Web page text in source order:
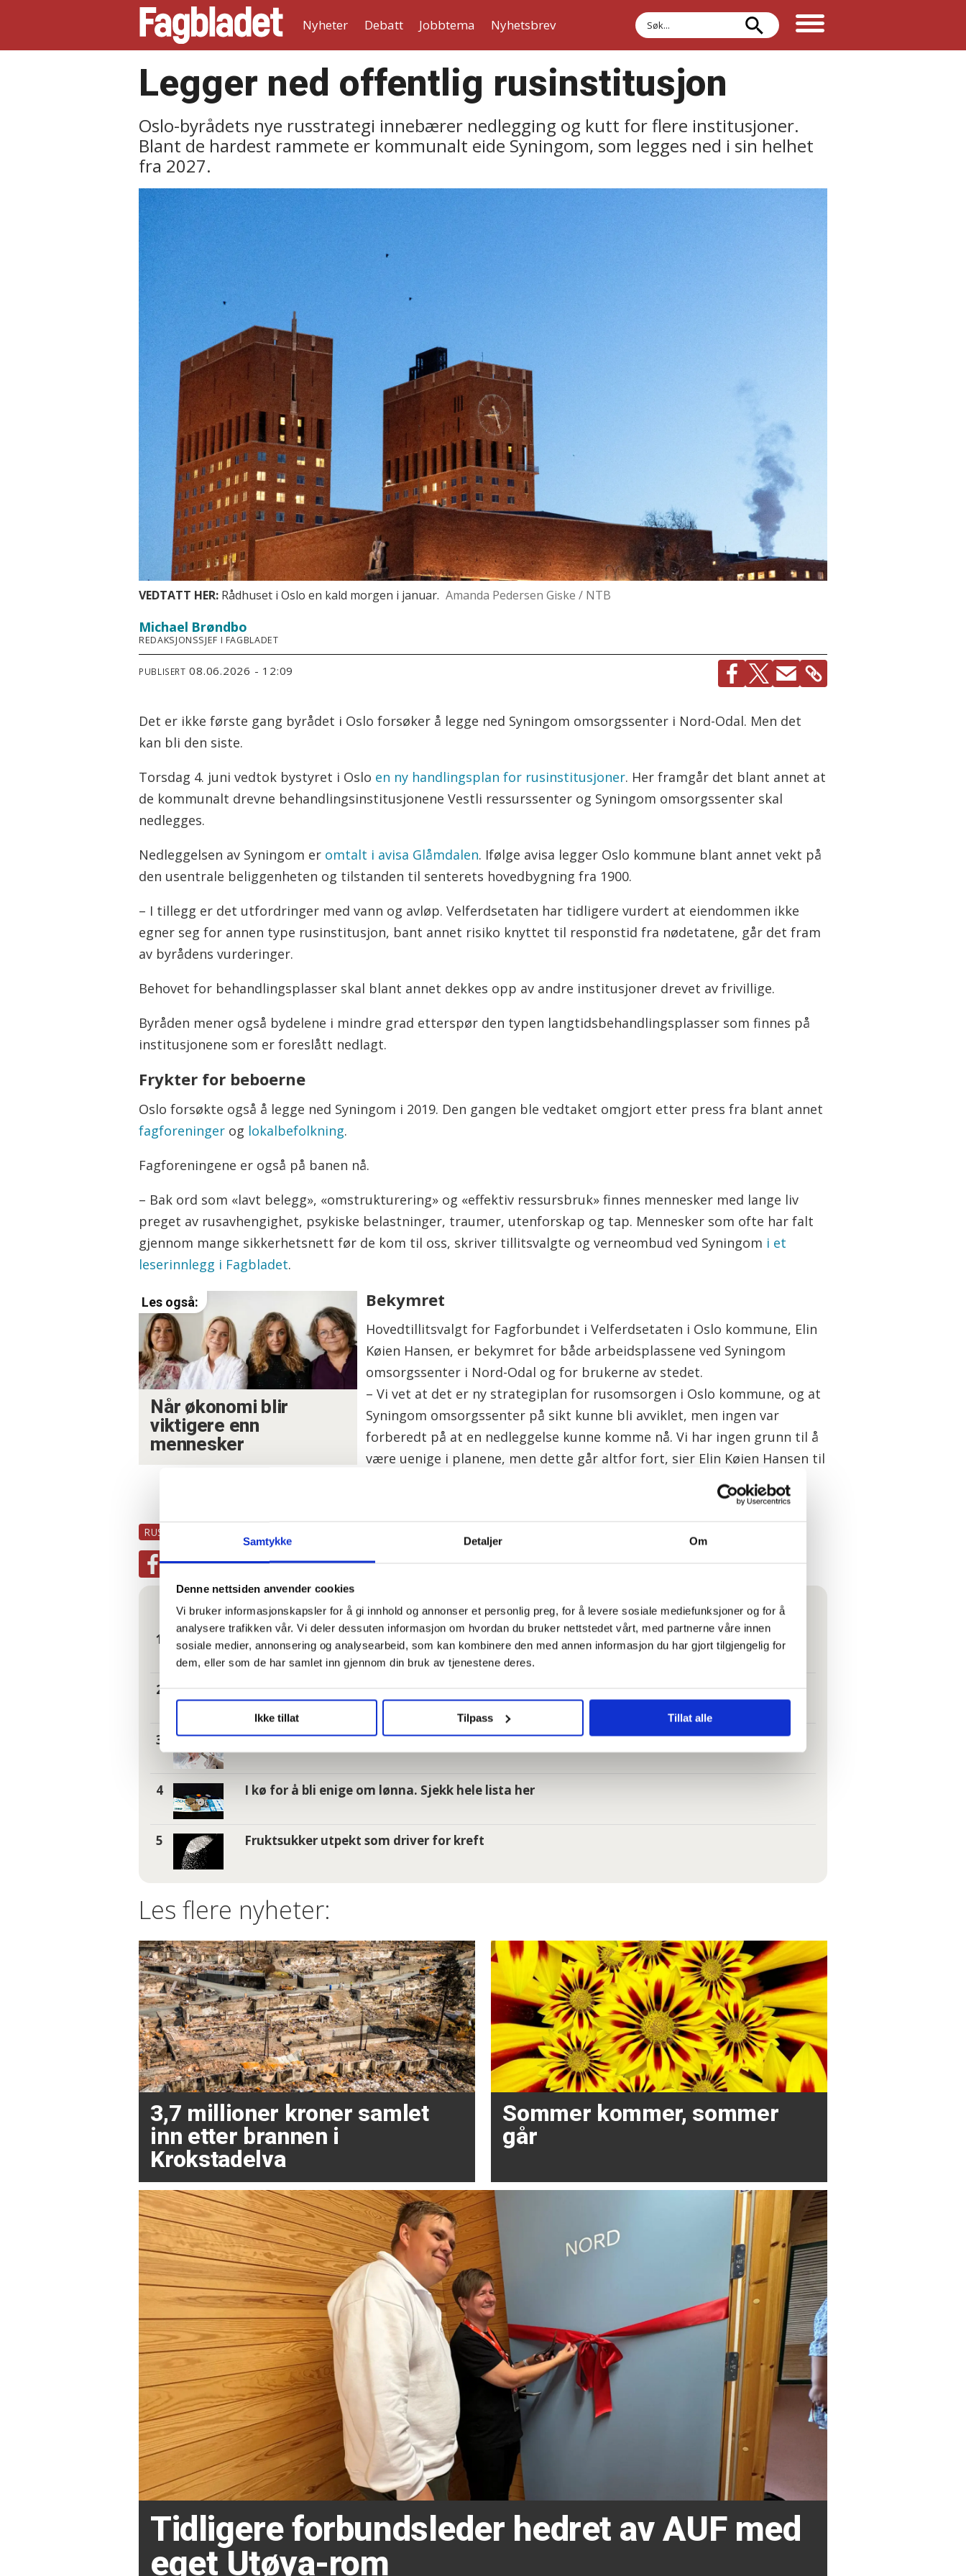
Samtykke Detaljer Om
Denne nettsiden anvender cookies
Vi bruker informasjonskapsler for å gi innhold og annonser et personlig preg, for å levere sosiale mediefunksjoner og for å
analysere trafikken vår. Vi deler dessuten informasjon om hvordan du bruker nettstedet vårt, med partnerne våre innen
sosiale medier, annonsering og analysearbeid, som kan kombinere den med annen informasjon du har gjort tilgjengelig for
dem, eller som de har samlet inn gjennom din bruk av tjenestene deres.
Ikke tillat Tilpass Tillat alle
Nyheter Debatt Jobbtema Nyhetsbrev
Søk
Legger ned offentlig rusinstitusjon
Oslo-byrådets nye russtrategi innebærer nedlegging og kutt for flere institusjoner.
Blant de hardest rammete er kommunalt eide Syningom, som legges ned i sin helhet
fra 2027.
VEDTATT HER: Rådhuset i Oslo en kald morgen i januar. Amanda Pedersen Giske / NTB
Michael Brøndbo
REDAKSJONSSJEF I FAGBLADET
PUBLISERT 08.06.2026 - 12:09
Det er ikke første gang byrådet i Oslo forsøker å legge ned Syningom omsorgssenter i Nord-Odal. Men det
kan bli den siste.
Torsdag 4. juni vedtok bystyret i Oslo en ny handlingsplan for rusinstitusjoner. Her framgår det blant annet at
de kommunalt drevne behandlingsinstitusjonene Vestli ressurssenter og Syningom omsorgssenter skal
nedlegges.
Nedleggelsen av Syningom er omtalt i avisa Glåmdalen. Ifølge avisa legger Oslo kommune blant annet vekt på
den usentrale beliggenheten og tilstanden til senterets hovedbygning fra 1900.
– I tillegg er det utfordringer med vann og avløp. Velferdsetaten har tidligere vurdert at eiendommen ikke
egner seg for annen type rusinstitusjon, bant annet risiko knyttet til responstid fra nødetatene, går det fram
av byrådens vurderinger.
Behovet for behandlingsplasser skal blant annet dekkes opp av andre institusjoner drevet av frivillige.
Byråden mener også bydelene i mindre grad etterspør den typen langtidsbehandlingsplasser som finnes på
institusjonene som er foreslått nedlagt.
Frykter for beboerne
Oslo forsøkte også å legge ned Syningom i 2019. Den gangen ble vedtaket omgjort etter press fra blant annet
fagforeninger og lokalbefolkning.
Fagforeningene er også på banen nå.
– Bak ord som «lavt belegg», «omstrukturering» og «effektiv ressursbruk» finnes mennesker med lange liv
preget av rusavhengighet, psykiske belastninger, traumer, utenforskap og tap. Mennesker som ofte har falt
gjennom mange sikkerhetsnett før de kom til oss, skriver tillitsvalgte og verneombud ved Syningom i et
leserinnlegg i Fagbladet.
Når økonomi blir
viktigere enn
mennesker
Bekymret
Hovedtillitsvalgt for Fagforbundet i Velferdsetaten i Oslo kommune, Elin
Køien Hansen, er bekymret for både arbeidsplassene ved Syningom
omsorgssenter i Nord-Odal og for brukerne av stedet.
– Vi vet at det er ny strategiplan for rusomsorgen i Oslo kommune, og at
Syningom omsorgssenter på sikt kunne bli avviklet, men ingen var
forberedt på at en nedleggelse kunne komme nå. Vi har ingen grunn til å
være uenige i planene, men dette går altfor fort, sier Elin Køien Hansen til
RUSBEHANDLING
Mest lest| Siste sju dager
– Reglene nå er så jævlig arbeiderfiendtlige at jeg skjønner ikke at folk kan svelge det
og glemt
Tannhelse: Se om du har krav på gratis tannbehandling uten å vite det
I kø for å bli enige om lønna. Sjekk hele lista her
Fruktsukker utpekt som driver for kreft
Les flere nyheter:
3,7 millioner kroner samlet
inn etter brannen i
Krokstadelva
Sommer kommer, sommer
går
Tidligere forbundsleder hedret av AUF med
eget Utøya-rom